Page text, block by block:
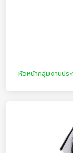
หัวหน้ากลุ่มงานปร